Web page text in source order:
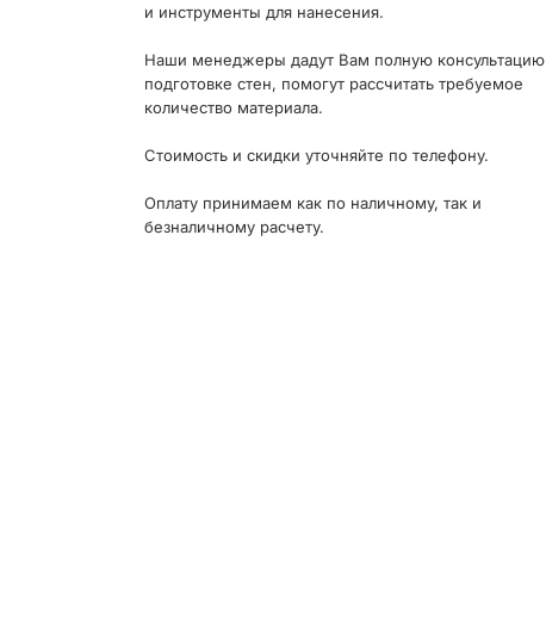
и инструменты для нанесения.
Наши менеджеры дадут Вам полную
подготовке стен, помогут рассчитать требуемое
количество материала.
Стоимость и скидки уточняйте по телефону.
Оплату принимаем как по наличному, так и
безналичному расчету.